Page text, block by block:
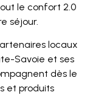
le confort 2.0
séjour.
locaux
Savoie et ses
dès le
et produits